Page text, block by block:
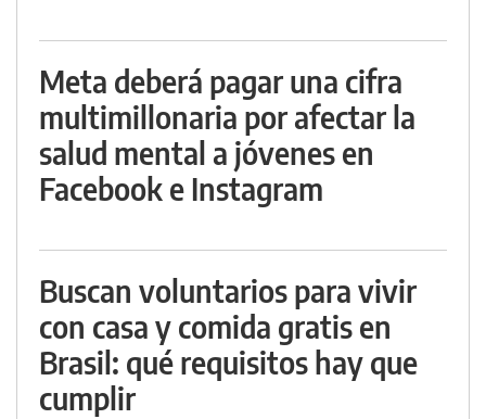
Meta deberá pagar una cifra
multimillonaria por afectar la
salud mental a jóvenes en
Facebook e Instagram
Buscan voluntarios para vivir
con casa y comida gratis en
Brasil: qué requisitos hay que
cumplir